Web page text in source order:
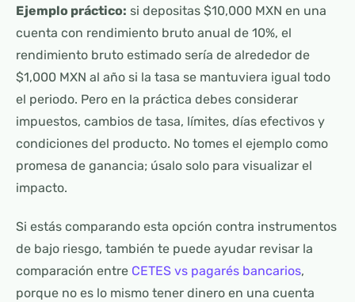
Ejemplo práctico: si depositas $10,000 MXN en una
cuenta con rendimiento bruto anual de 10%, el
rendimiento bruto estimado sería de alrededor de
$1,000 MXN al año si la tasa se mantuviera igual todo
el periodo. Pero en la práctica debes considerar
impuestos, cambios de tasa, límites, días efectivos y
condiciones del producto. No tomes el ejemplo como
promesa de ganancia; úsalo solo para visualizar el
impacto.
Si estás comparando esta opción contra instrumentos
de bajo riesgo, también te puede ayudar revisar la
comparación entre CETES vs pagarés bancarios,
porque no es lo mismo tener dinero en una cuenta